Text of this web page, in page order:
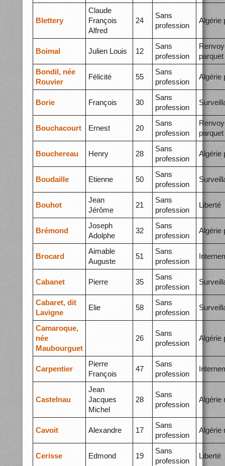
Blettery
Claude
François
Alfred
24
Sans
profession
Algérie
Boimal Julien Louis 12
Sans
profession
parquet
Bondil, née
Rouvier
Félicité 55
Sans
profession
Algérie
Borie François 30
Sans
profession
Bouchacourt Ernest 20
Sans
profession
parquet
Bouchereau Henry 28
Sans
profession
Algérie
Boudaille Etienne 50
Sans
profession
Bouhot
Jean
Jérôme
21
Sans
profession
Liberté
Brémond
Joseph
Adolphe
32
Sans
profession
Algérie
Brocard
Aimable
Auguste
51
Sans
profession
Cabanet Pierre 35
Sans
profession
Cabaret, dit
Lavigne
Elie 58
Sans
profession
Camaroque,
née
Maubourguet
26
Sans
profession
Algérie
Carpentier
Pierre
François
47
Sans
profession
Castelnau
Jean
Jacques
Michel
28
Sans
profession
Algérie
Cavoit Alexandre 17
Sans
profession
Algérie
Cerisse Edmond 19
Sans
profession
Liberté